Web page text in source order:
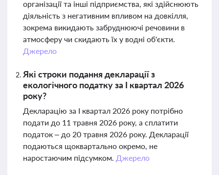
організації та інші підприємства, які здійснюють
діяльність з негативним впливом на довкілля,
зокрема викидають забруднюючі речовини в
атмосферу чи скидають їх у водні об'єкти.
Джерело
Які строки подання декларації з
екологічного податку за І квартал 2026
року?
Декларацію за І квартал 2026 року потрібно
подати до 11 травня 2026 року, а сплатити
податок – до 20 травня 2026 року. Декларації
подаються щоквартально окремо, не
наростаючим підсумком. Джерело